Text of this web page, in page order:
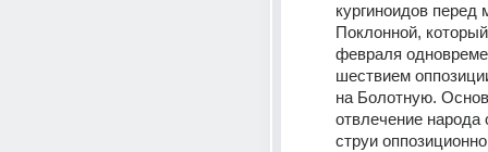
кургиноидов перед
Поклонной,
февраля
шествием
на Болотную.
отвлечение народа
струи